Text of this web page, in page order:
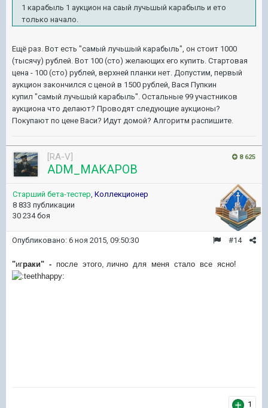
1 карабыль 1 аукцион на саый лучьшый карабыль и ето
только начало.
Ещё раз. Вот есть "самый лучьшый карабыль", он стоит 1000
(тысячу) рублей. Вот 100 (сто) желающих его купить. Стартовая
цена - 100 (сто) рублей, верхней планки нет. Допустим, первый
аукцион закончился с ценой в 1500 рублей, Вася Пупкин
купил "самый лучьшый карабыль". Остальные 99 участников
аукциона что делают? Проводят следующие аукционы?
Покупают по цене Васи? Идут домой? Алгоритм распишите.
8 625
[RA-V]
ADM_MAKAPOB
Старший бета-тестер Коллекционер
8 833 публикации
30 234 боя
#14
Опубликовано: 6 ноя 2015, 09:50:30
"играки" - после этого, лично для меня стало все ясно!
1